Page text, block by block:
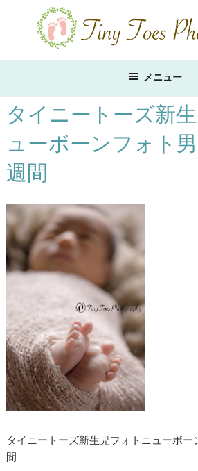
ン
キ
メニュー
タイニートーズ新
ューボーンフォト
週間
タイニートーズ新生児フォトニューボー
間